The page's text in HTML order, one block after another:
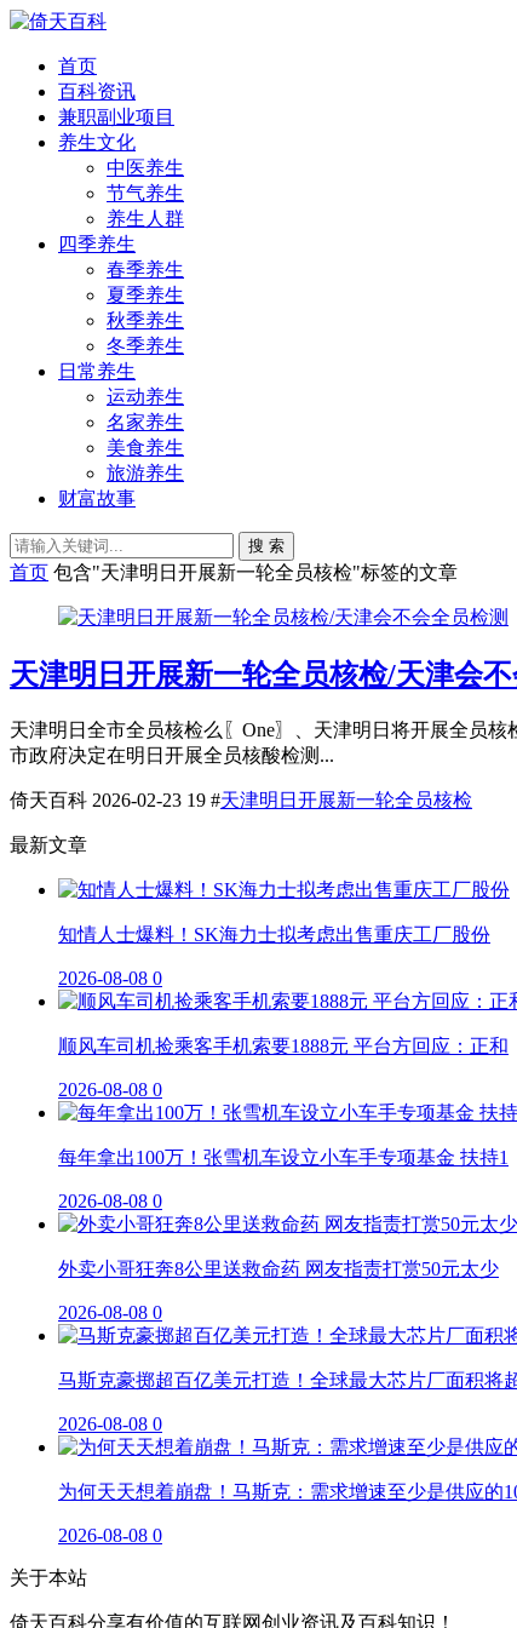
首页
百科资讯
兼职副业项目
养生文化
中医养生
节气养生
养生人群
四季养生
春季养生
夏季养生
秋季养生
冬季养生
日常养生
运动养生
名家养生
美食养生
旅游养生
财富故事
搜 索
首页 包含"天津明日开展新一轮全员核检"标签的文章
天津明日开展新一轮全员核检/天津会
天津明日全市全员核检么〖One〗、天津明日将开展全员
市政府决定在明日开展全员核酸检测...
倚天百科 2026-02-23 19 #天津明日开展新一轮全员核检
最新文章
知情人士爆料！SK海力士拟考虑出售重庆工厂股份
2026-08-08 0
顺风车司机捡乘客手机索要1888元 平台方回应：正和
2026-08-08 0
每年拿出100万！张雪机车设立小车手专项基金 扶持1
2026-08-08 0
外卖小哥狂奔8公里送救命药 网友指责打赏50元太少
2026-08-08 0
马斯克豪掷超百亿美元打造！全球最大芯片厂面积将
2026-08-08 0
为何天天想着崩盘！马斯克：需求增速至少是供应的
2026-08-08 0
关于本站
倚天百科分享有价值的互联网创业资讯及百科知识！